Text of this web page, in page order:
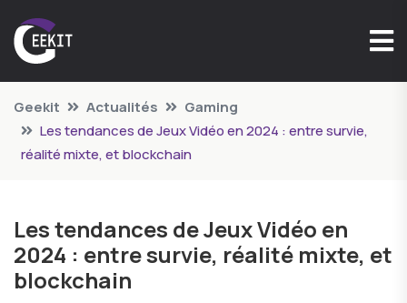
Geekit Actualités
Gaming
Les tendances de Jeux Vidéo en 2024 : entre survie,
réalité mixte, et blockchain
Les tendances de Jeux Vidéo en
2024 : entre survie, réalité mixte, et
blockchain